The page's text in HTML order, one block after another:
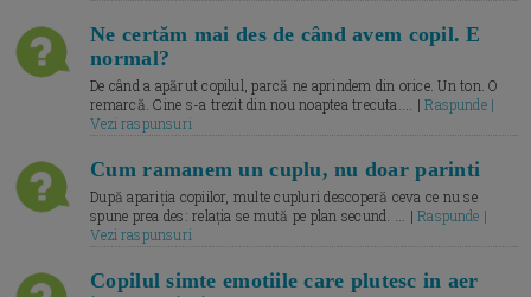
Ne certăm mai des de când avem copil. E
normal?
De când a apărut copilul, parcă ne aprindem din orice. Un ton. O
remarcă. Cine s-a trezit din nou noaptea trecuta.... |Raspunde |
Vezi raspunsuri
Cum ramanem un cuplu, nu doar parinti
După apariția copiilor, multe cupluri descoperă ceva ce nu se
spune prea des: relația se mută pe plan secund. ... |Raspunde |
Vezi raspunsuri
Copilul simte emotiile care plutesc in aer